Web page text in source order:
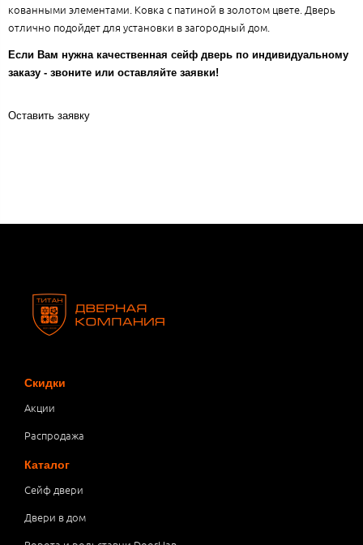
кованными элементами. Ковка с патиной в золотом цвете. Дверь
отлично подойдет для установки в загородный дом.
Если Вам нужна качественная сейф дверь по индивидуальному
заказу - звоните или оставляйте заявки!
Оставить заявку
Скидки
Акции
Распродажа
Каталог
Сейф двери
Двери в дом